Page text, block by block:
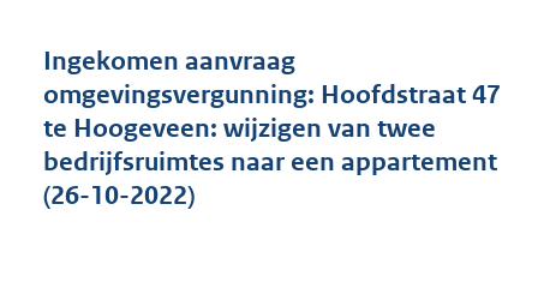
o
t
t
Ingekomen aanvraag
omgevingsvergunning: Hoofdstraat 47
te Hoogeveen: wijzigen van twee
bedrijfsruimtes naar een appartement
(26-10-2022)